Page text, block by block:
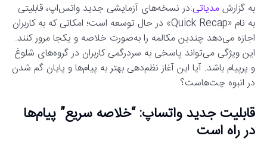
به گزارشمدیاتی:در نسخه‌های آزمایشی جدید واتس‌اپ، قابلیتی
به نام «Quick Recap» در حال توسعه است؛ امکانی که به کاربران
اجازه می‌دهد چندین مکالمه را به‌صورت خلاصه و یکجا مرور کنند.
این ویژگی می‌تواند پاسخی به سردرگمی کاربران در گروه‌های شلوغ
و پرپیام باشد. آیا این آغاز نظم‌دهی بهتر به پیام‌ها و پایان گم‌ شدن
در انبوه چت‌هاست؟
قابلیت جدید واتساپ: “خلاصه سریع” پیام‌ها
در راه است